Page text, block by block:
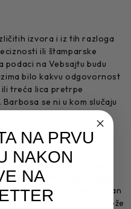
izvora i iz tih razloga
ili štamparske
podaci na Vebsajtu budu
bilo kakvu odgovornost
ili treća lica pretrpe
se ni u kom slučaju
štetu koju korisnik
izvrši bilo koja usluga koju
trenutku pristup Vebsajtu
ili bilo kog drugog
razloga neće biti odgovoran
Barbosa takođe može
NA PRVU
NAKON
NA